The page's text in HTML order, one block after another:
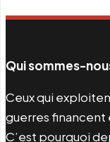
Qui sommes-
Ceux qui
guerres financent
C’est pourquoi